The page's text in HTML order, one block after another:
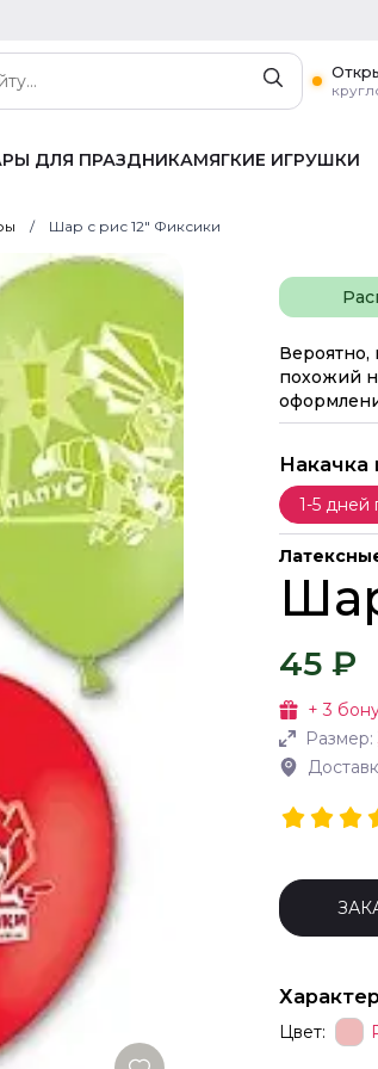
ДЛЯ ПРАЗДНИКАМЯГКИЕ ИГРУШКИ
Шар с рис 12" Фиксики
Вероятно,
похожий
Накачка
1-5 дней
45 ₽
+3
Размер:
Цвет: